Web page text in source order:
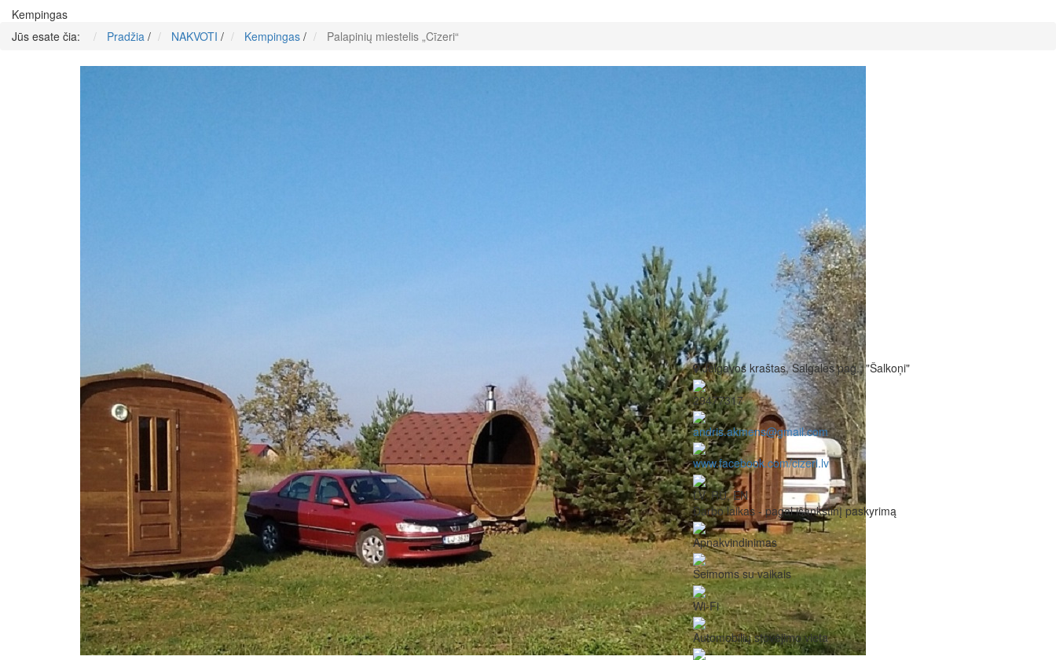
Kempingas
Jūs esate čia:
Pradžia / NAKVOTI / Kempingas / Palapinių miestelis „Cīzeri“
Jelgavos kraštas, Salgales pag., "Šalkoņi"
29477317
andris.akmens@gmail.com
www.facebook.com/cizeri.lv
LV, RU, EN
Darbo laikas - pagal išankstinį paskyrimą
Apnakvindinimas
Šeimoms su vaikais
Wi-Fi
Automobilių stovėjimo vieta